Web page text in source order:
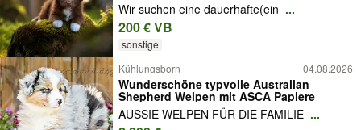
Wir suchen eine dauerhafte(ein ...
200 € VB
sonstige
Kühlungsborn 04.08.2026
Wunderschöne typvolle Australian
Shepherd Welpen mit ASCA Papiere
AUSSIE WELPEN FÜR DIE FAMILIE ...